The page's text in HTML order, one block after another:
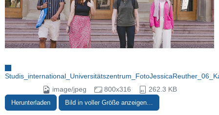
image/jpeg
800x316 262.3 KB
Herunterladen Bild in voller Größe anzeigen…